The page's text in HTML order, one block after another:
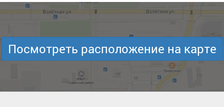
Посмотреть расположение на карте